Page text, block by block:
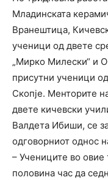
Младинската
Вранештица,
ученици од двете
„Мирко Милески“ и
присутни ученици
Скопје. Менторите
двете кичевски
Валдета Ибиши, се
одговорниот однос
– Учениците во
половина час да